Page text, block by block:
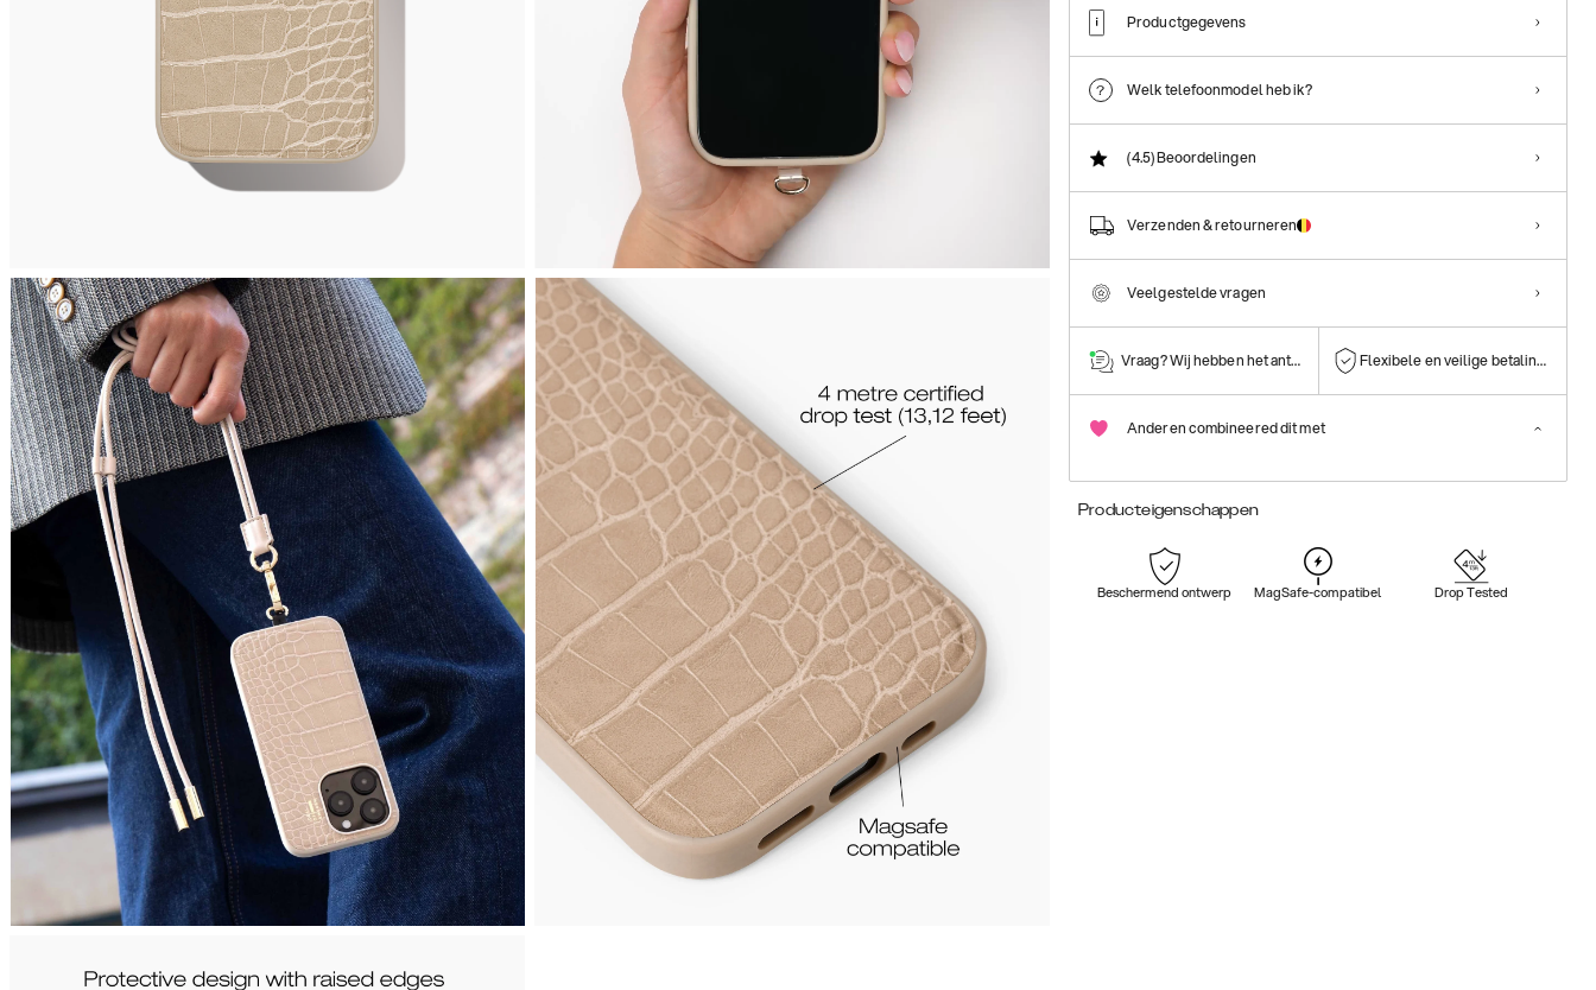
Productgegevens
Welk telefoonmodel heb ik?
(4.5)Beoordelingen
Verzenden & retourneren
Veelgestelde vragen
Vraag? Wij hebben het antwoord! Flexibele en veilige betalingen
Anderen combineered dit met
Producteigenschappen
Beschermend ontwerp MagSafe-compatibel Drop Tested